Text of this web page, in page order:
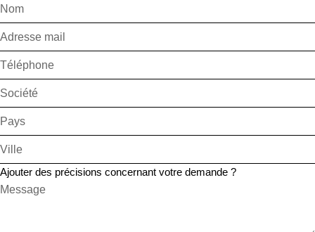
Ajouter des précisions concernant votre demande ?